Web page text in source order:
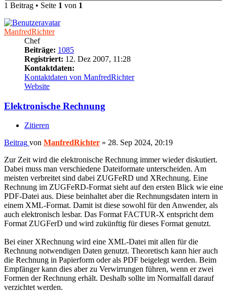
1 Beitrag • Seite 1 von 1
ManfredRichter
Chef
Beiträge: 1085
Registriert: 12. Dez 2007, 11:28
Kontaktdaten:
Kontaktdaten von ManfredRichter
Website
Elektronische Rechnung
Zitieren
Beitrag von ManfredRichter » 28. Sep 2024, 20:19
Zur Zeit wird die elektronische Rechnung immer wieder diskutiert.
Dabei muss man verschiedene Dateiformate unterscheiden. Am
meisten verbreitet sind dabei ZUGFeRD und XRechnung. Eine
Rechnung im ZUGFeRD-Format sieht auf den ersten Blick wie eine
PDF-Datei aus. Diese beinhaltet aber die Rechnungsdaten intern in
einem XML-Format. Damit ist diese sowohl für den Anwender, als
auch elektronisch lesbar. Das Format FACTUR-X entspricht dem
Format ZUGFerD und wird zukünftig für dieses Format genutzt.
Bei einer XRechnung wird eine XML-Datei mit allen für die
Rechnung notwendigen Daten genutzt. Theoretisch kann hier auch
die Rechnung in Papierform oder als PDF beigelegt werden. Beim
Empfänger kann dies aber zu Verwirrungen führen, wenn er zwei
Formen der Rechnung erhält. Deshalb sollte im Normalfall darauf
verzichtet werden.